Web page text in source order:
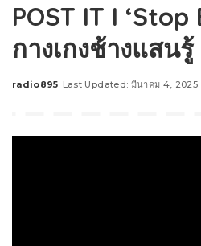
POST IT I ‘Stop
กางเกงช้างแสนรู้
Posted
radio895 Last Updated: มีนาคม 4, 2025